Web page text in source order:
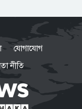
গণতন্ত্রকে দুর্বল
যোগাযোগ
নীতি